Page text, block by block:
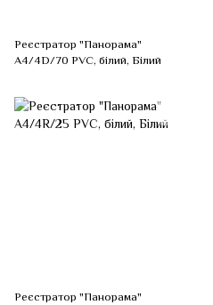
Реєстратор "Панорама"
А4/4D/70 PVC, білий, Білий
Реєстратор "Панорама"